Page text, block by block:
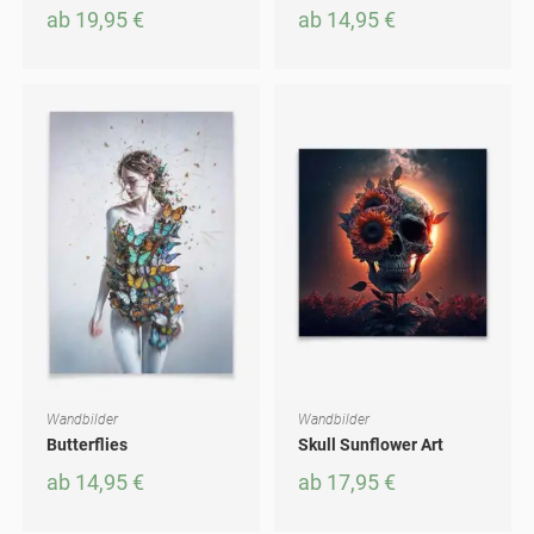
ab 19,95 € ab 14,95 €
AUSFÜHRUNG WÄHLEN
Wandbilder
Butterflies
ab 14,95 €
AUSFÜHRUNG WÄHLEN
Wandbilder
Skull Sunflower Art
ab 17,95 €